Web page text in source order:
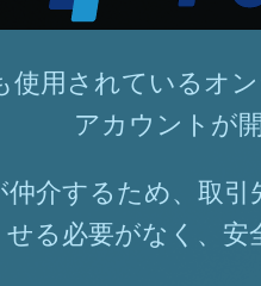
使用されているオ
アカウントが
介するため、取
せる必要がなく、安